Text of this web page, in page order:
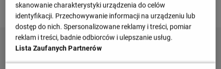
Stade Laurent Pokou
skanowanie charakterystyki urządzenia do celów
identyfikacji. Przechowywanie informacji na urządzeniu lub
dostęp do nich. Spersonalizowane reklamy i treści, pomiar
reklam i treści, badnie odbiorców i ulepszanie usług.
Lista Zaufanych Partnerów